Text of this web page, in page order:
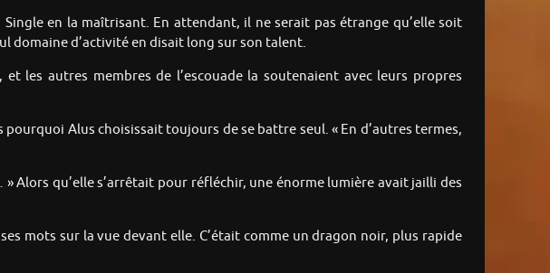
en la maîtrisant. En attendant, il ne serait pas étrange qu’elle soit
domaine d’activité en disait long sur son talent.
les autres membres de l’escouade la soutenaient avec leurs propres
Alus choisissait toujours de se battre seul. « En d’autres termes,
Alors qu’elle s’arrêtait pour réfléchir, une énorme lumière avait jailli des
mots sur la vue devant elle. C’était comme un dragon noir, plus rapide